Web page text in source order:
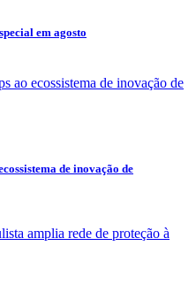
em agosto
de inovação de